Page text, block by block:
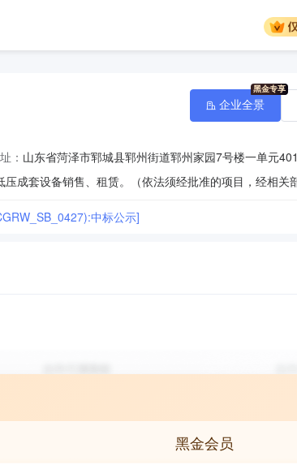
： 山东省菏泽市郓城县郓州街道郓州家园7号楼一单元401
中标公示]
企业全景
黑金会员